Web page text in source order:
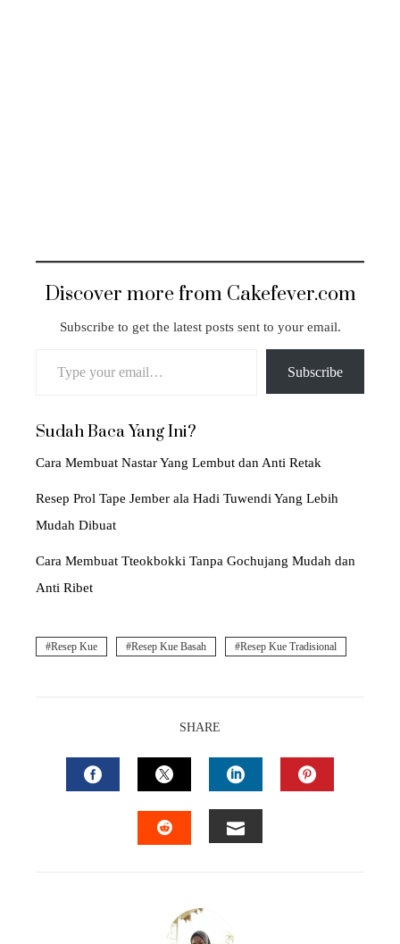
Discover more from Cakefever.com
Subscribe to get the latest posts sent to your email.
Subscribe
Sudah Baca Yang Ini?
Cara Membuat Nastar Yang Lembut dan Anti Retak
Resep Prol Tape Jember ala Hadi Tuwendi Yang Lebih
Mudah Dibuat
Cara Membuat Tteokbokki Tanpa Gochujang Mudah dan
Anti Ribet
Resep Kue Resep Kue Basah Resep Kue Tradisional
SHARE
FACEBOOKTWITTERLINKEDIN